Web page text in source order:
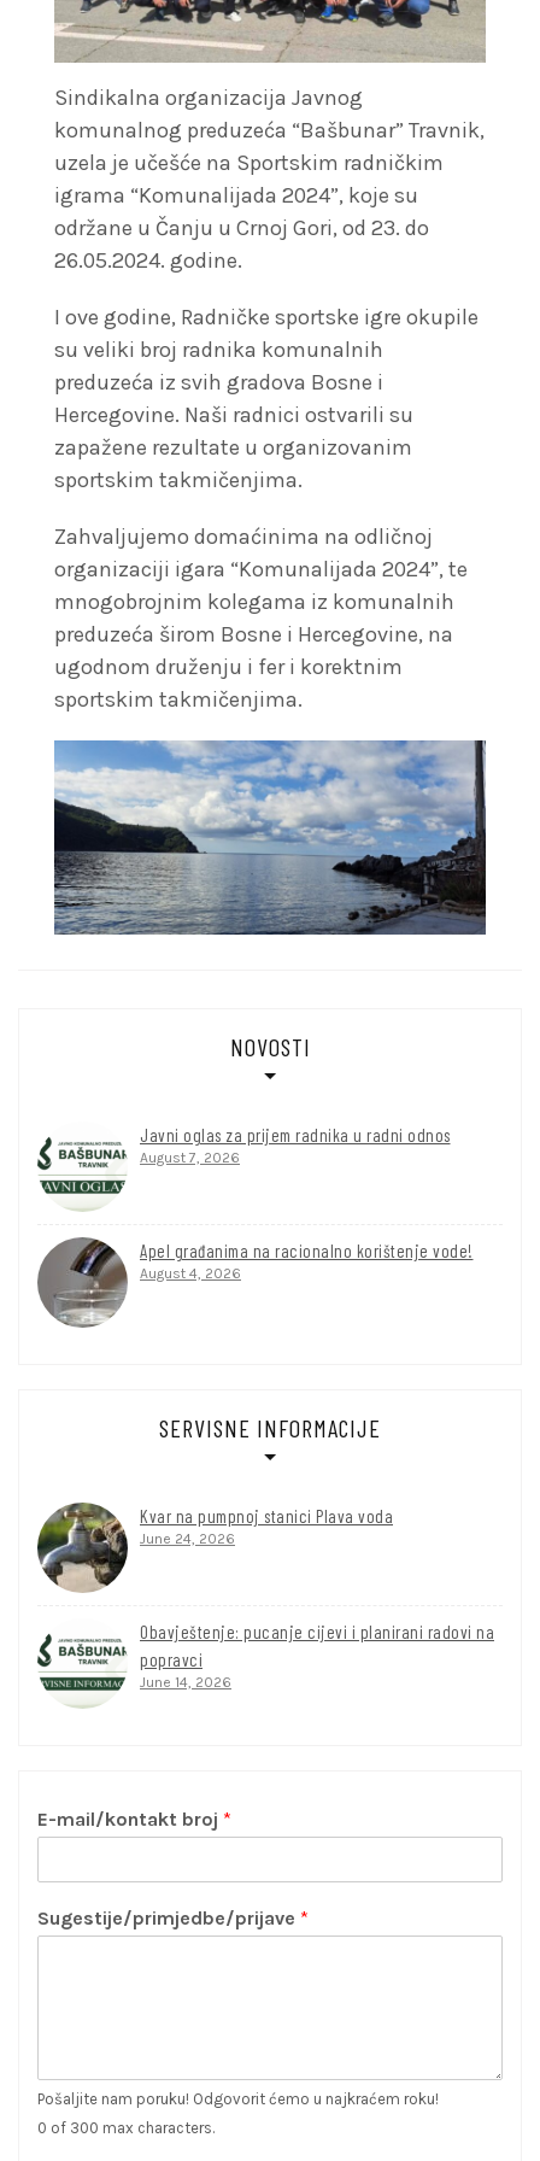
Sindikalna organizacija Javnog
komunalnog preduzeća “Bašbunar” Travnik,
uzela je učešće na Sportskim radničkim
igrama “Komunalijada 2024”, koje su
održane u Čanju u Crnoj Gori, od 23. do
26.05.2024. godine.
I ove godine, Radničke sportske igre okupile
su veliki broj radnika komunalnih
preduzeća iz svih gradova Bosne i
Hercegovine. Naši radnici ostvarili su
zapažene rezultate u organizovanim
sportskim takmičenjima.
Zahvaljujemo domaćinima na odličnoj
organizaciji igara “Komunalijada 2024”, te
mnogobrojnim kolegama iz komunalnih
preduzeća širom Bosne i Hercegovine, na
ugodnom druženju i fer i korektnim
sportskim takmičenjima.
NOVOSTI
Javni oglas za prijem radnika u radni odnos
August 7, 2026
Apel građanima na racionalno korištenje vode!
August 4, 2026
SERVISNE INFORMACIJE
Kvar na pumpnoj stanici Plava voda
June 24, 2026
Obavještenje: pucanje cijevi i planirani radovi na
popravci
June 14, 2026
E-mail/kontakt broj *
Sugestije/primjedbe/prijave *
Pošaljite nam poruku! Odgovorit ćemo u najkraćem roku!
0 of 300 max characters.